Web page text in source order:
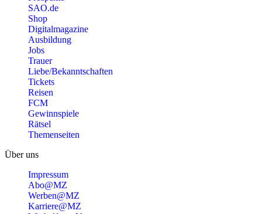
SAO.de
Shop
Digitalmagazine
Ausbildung
Jobs
Trauer
Liebe/Bekanntschaften
Tickets
Reisen
FCM
Gewinnspiele
Rätsel
Themenseiten
Über uns
Impressum
Abo@MZ
Werben@MZ
Karriere@MZ